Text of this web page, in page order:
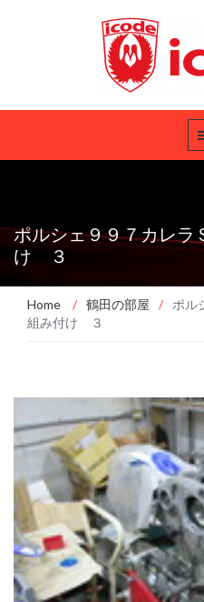
ポルシェ９９７カレ
け ３
Home / 鶴田の部屋 /
ポル
組み付け ３